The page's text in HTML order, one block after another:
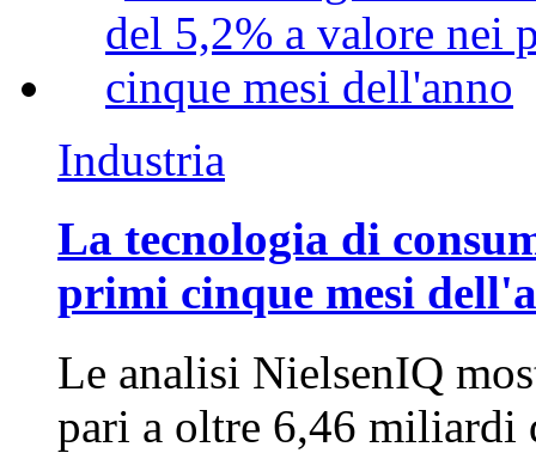
Industria
La tecnologia di
primi cinque mesi
Le analisi NielsenIQ
pari a oltre 6,46